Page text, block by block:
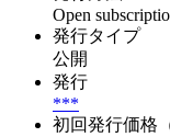
Open
発行タイプ
公開
発行
***
初回発行価格